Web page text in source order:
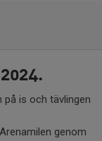
på is och tävlingen
genom